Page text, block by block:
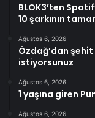
BLOK3’ten
10 şarkının
Ağustos 6, 2026
Özdağ’dan
istiyorsunuz
Ağustos 6, 2026
1 yaşına giren
Ağustos 6, 2026